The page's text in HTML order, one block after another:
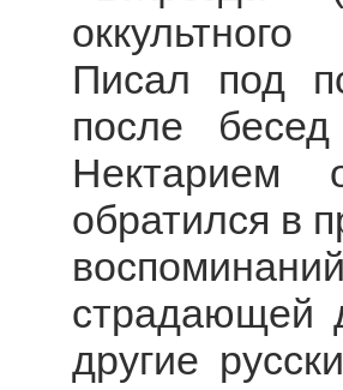
Писал под
после
Нектарием
обратился в
страдающей
другие